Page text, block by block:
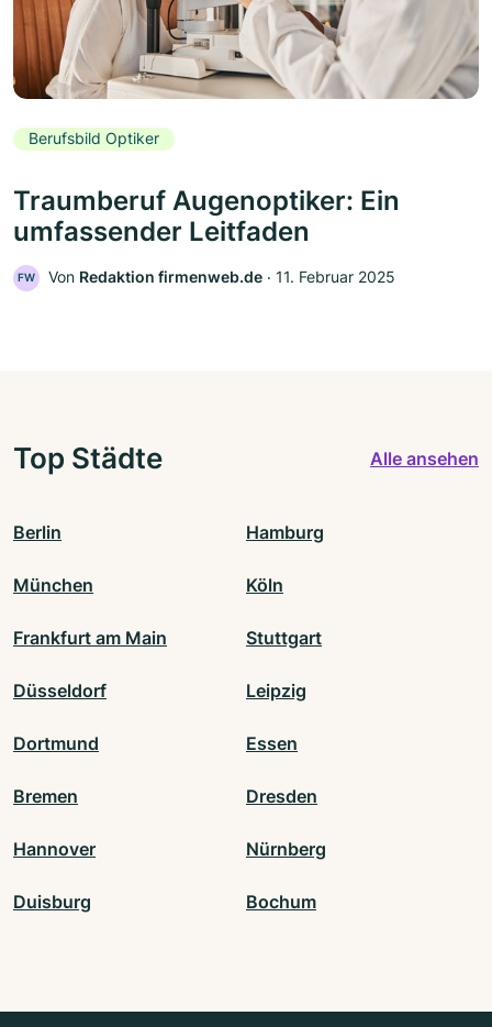
Berufsbild Optiker
Traumberuf Augenoptiker: Ein
umfassender Leitfaden
FW Von Redaktion firmenweb.de ‧ 11. Februar 2025
Top Städte Alle ansehen
Berlin Hamburg
München Köln
Frankfurt am Main Stuttgart
Düsseldorf Leipzig
Dortmund Essen
Bremen Dresden
Hannover Nürnberg
Duisburg Bochum